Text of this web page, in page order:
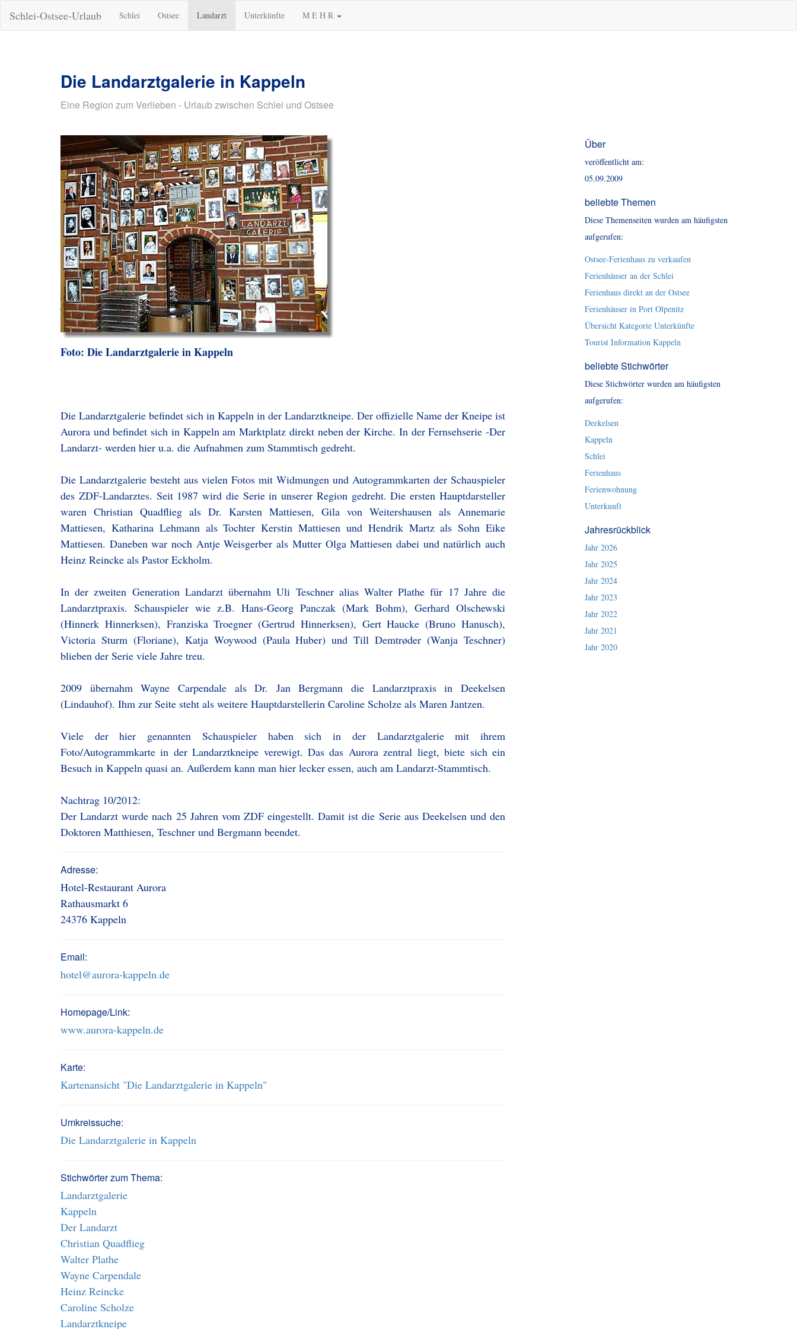
Schlei-Ostsee-Urlaub Schlei Ostsee Landarzt Unterkünfte M E H R
Die Landarztgalerie in Kappeln
Eine Region zum Verlieben - Urlaub zwischen Schlei und Ostsee
Foto: Die Landarztgalerie in Kappeln
Die Landarztgalerie befindet sich in Kappeln in der Landarztkneipe. Der offizielle Name der Kneipe ist
Aurora und befindet sich in Kappeln am Marktplatz direkt neben der Kirche. In der Fernsehserie -Der
Landarzt- werden hier u.a. die Aufnahmen zum Stammtisch gedreht.
Die Landarztgalerie besteht aus vielen Fotos mit Widmungen und Autogrammkarten der Schauspieler
des ZDF-Landarztes. Seit 1987 wird die Serie in unserer Region gedreht. Die ersten Hauptdarsteller
waren Christian Quadflieg als Dr. Karsten Mattiesen, Gila von Weitershausen als Annemarie
Mattiesen, Katharina Lehmann als Tochter Kerstin Mattiesen und Hendrik Martz als Sohn Eike
Mattiesen. Daneben war noch Antje Weisgerber als Mutter Olga Mattiesen dabei und natürlich auch
Heinz Reincke als Pastor Eckholm.
In der zweiten Generation Landarzt übernahm Uli Teschner alias Walter Plathe für 17 Jahre die
Landarztpraxis. Schauspieler wie z.B. Hans-Georg Panczak (Mark Bohm), Gerhard Olschewski
(Hinnerk Hinnerksen), Franziska Troegner (Gertrud Hinnerksen), Gert Haucke (Bruno Hanusch),
Victoria Sturm (Floriane), Katja Woywood (Paula Huber) und Till Demtrøder (Wanja Teschner)
blieben der Serie viele Jahre treu.
2009 übernahm Wayne Carpendale als Dr. Jan Bergmann die Landarztpraxis in Deekelsen
(Lindauhof). Ihm zur Seite steht als weitere Hauptdarstellerin Caroline Scholze als Maren Jantzen.
Viele der hier genannten Schauspieler haben sich in der Landarztgalerie mit ihrem
Foto/Autogrammkarte in der Landarztkneipe verewigt. Das das Aurora zentral liegt, biete sich ein
Besuch in Kappeln quasi an. Außerdem kann man hier lecker essen, auch am Landarzt-Stammtisch.
Nachtrag 10/2012:
Der Landarzt wurde nach 25 Jahren vom ZDF eingestellt. Damit ist die Serie aus Deekelsen und den
Doktoren Matthiesen, Teschner und Bergmann beendet.
Adresse:
Hotel-Restaurant Aurora
Rathausmarkt 6
24376 Kappeln
Email:
hotel@aurora-kappeln.de
Homepage/Link:
www.aurora-kappeln.de
Karte:
Kartenansicht "Die Landarztgalerie in Kappeln"
Umkreissuche:
Die Landarztgalerie in Kappeln
Stichwörter zum Thema:
Landarztgalerie
Kappeln
Der Landarzt
Christian Quadflieg
Walter Plathe
Wayne Carpendale
Heinz Reincke
Caroline Scholze
Landarztkneipe
Über
veröffentlicht am:
05.09.2009
beliebte Themen
Diese Themenseiten wurden am häufigsten
aufgerufen:
Ostsee-Ferienhaus zu verkaufen
Ferienhäuser an der Schlei
Ferienhaus direkt an der Ostsee
Ferienhäuser in Port Olpenitz
Übersicht Kategorie Unterkünfte
Tourist Information Kappeln
beliebte Stichwörter
Diese Stichwörter wurden am häufigsten
aufgerufen:
Deekelsen
Kappeln
Schlei
Ferienhaus
Ferienwohnung
Unterkunft
Jahresrückblick
Jahr 2026
Jahr 2025
Jahr 2024
Jahr 2023
Jahr 2022
Jahr 2021
Jahr 2020